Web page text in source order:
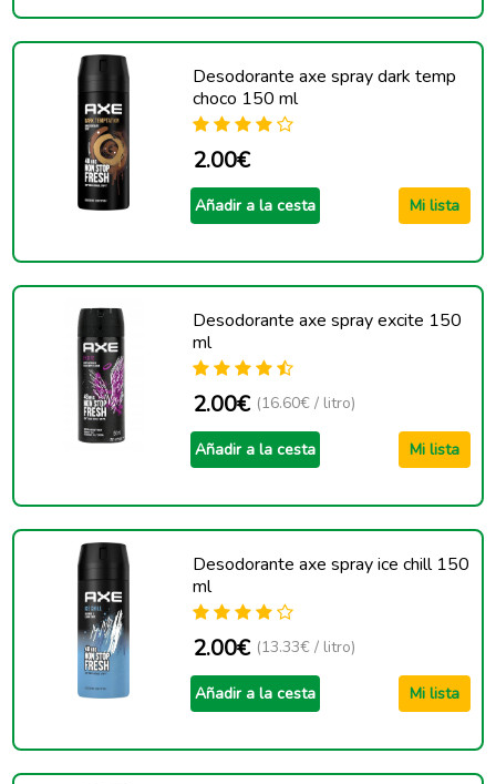
Desodorante axe spray dark temp
choco 150 ml
2.00€
Añadir a la cesta Mi lista
Desodorante axe spray excite 150
ml
2.00€ (16.60€ / litro)
Añadir a la cesta Mi lista
Desodorante axe spray ice chill 150
ml
2.00€ (13.33€ / litro)
Añadir a la cesta Mi lista